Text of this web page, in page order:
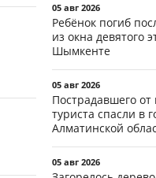
05 авг 2026
Ребёнок погиб
из окна девятого
Шымкенте
05 авг 2026
Пострадавшего от
туриста спасли в
Алматинской
05 авг 2026